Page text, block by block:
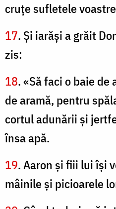
cruţe sufletele
17. Şi iarăşi a grăit
zis:
18. «Să faci o baie
de aramă, pentru
cortul adunării şi
însa apă.
19. Aaron şi fiii lui îşi
mâinile şi picioarele